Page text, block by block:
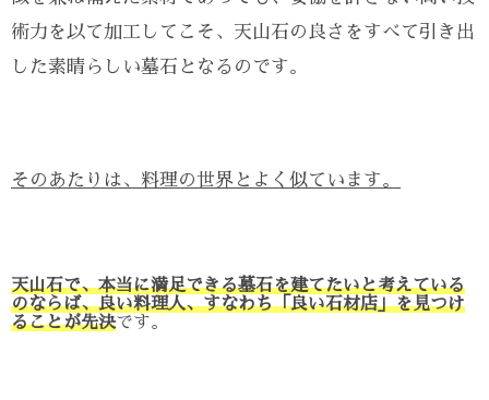
術力を以て加工してこそ、天山石の良さをすべて引き出
した素晴らしい墓石となるのです。
そのあたりは、料理の世界とよく似ています。
天山石で、本当に満足できる墓石を建てたいと考えている
のならば、良い料理人、すなわち「良い石材店」を見つけ
ることが先決です。